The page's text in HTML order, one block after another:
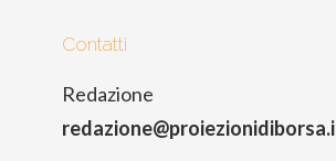
Contatti
Redazione